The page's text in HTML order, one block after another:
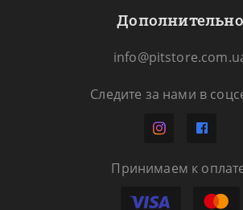
Дополнительно
Следите за нами в
Принимаем к